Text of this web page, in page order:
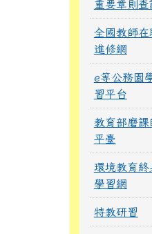
重要章則查
全國教師在
進修網
e等公務園
習平台
教育部磨課
平臺
環境教育終
學習網
特教研習